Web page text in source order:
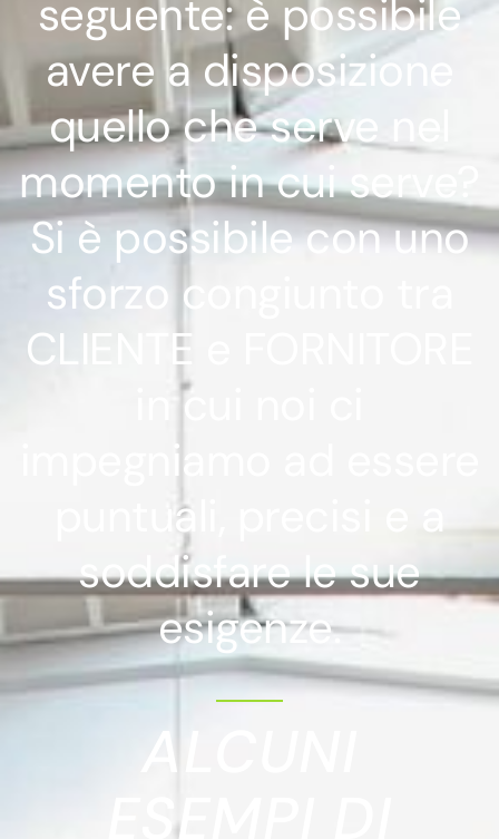
seguente: è possibile
avere a disposizione
quello che serve nel
momento in cui serve?
Si è possibile con uno
sforzo congiunto tra
CLIENTE e FORNITORE
in cui noi ci
impegniamo ad essere
puntuali, precisi e a
soddisfare le sue
esigenze.
ALCUNI
ESEMPI DI